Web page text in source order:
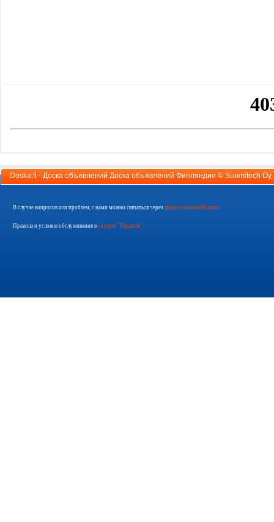
Doska.fi - Доска объявлений Доска объявлений Финляндии © Suomitech Oy
В случае вопросов или проблем, с нами можно связаться через форму обратной связи
Правила и условия обслуживания в разделе "Правила"